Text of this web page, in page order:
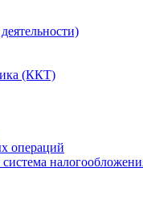
(ККТ)
операций